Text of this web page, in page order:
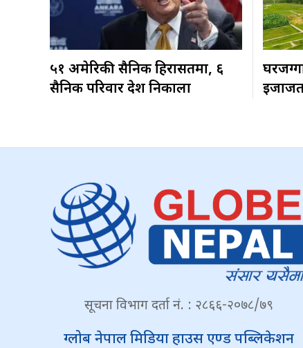
५१ अमेरिकी सैनिक हिरासतमा, ६
सैनिक परिवार देश निकाला
सूचना विभाग दर्ता नं. : २८६६-२०७८/७९
ग्लोब नेपाल मिडिया हाउस एण्ड पब्लिकेशन